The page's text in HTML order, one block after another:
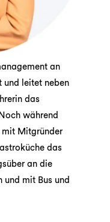
an
und leitet neben
das
während
mit Mitgründer
das
an die
und mit Bus und